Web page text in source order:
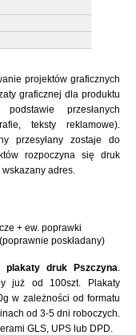
projektów graficznych
graficznej dla produktu
przesłanych
teksty reklamowe).
przesyłany zostaje do
rozpoczyna się druk
adres.
+ ew. poprawki
poskładany)
plakaty druk Pszczyna.
już od 100szt. Plakaty
w zależności od formatu
od 3-5 dni roboczych.
GLS, UPS lub DPD.